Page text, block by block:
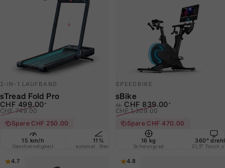
2-IN-1 LAUFBAND
sTread Fold Pro
Verkaufspreis
CHF 499.00*
Normaler Preis
CHF 749.00
Spare CHF 250.00
15 km/h
Geschwindigkeit
11%
automat. Steigung Gehen + Laufen für
SPEEDBIKE
sBike
Verkaufspreis
Ab CHF 839.00*
Normaler Preis
CHF 1,309.00
Spare CHF 470.00
16 kg
Schwungrad
360°
21,5" Touch
4.7 4.8